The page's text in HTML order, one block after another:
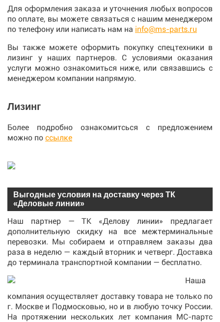
Для оформления заказа и уточнения любых вопросов
по оплате, вы можете связаться с нашим менеджером
по телефону или написать нам на info@ms-parts.ru
Вы также можете оформить покупку спецтехники в
лизинг у наших партнеров. С условиями оказания
услуги можно ознакомиться ниже, или связавшись с
менеджером компании напрямую.
Лизинг
Более подробно ознакомитсься с предложением
можно по ссылке
Выгодные условия на доставку через ТК
«Деловые линии»
Наш партнер — ТК «Делову линии» предлагает
дополнительную скидку на все межтерминальные
перевозки. Мы собираем и отправляем заказы два
раза в неделю — каждый вторник и четверг. Доставка
до терминала транспортной компании — бесплатно.
Наша
компания осуществляет доставку товара не только по
г. Москве и Подмосковью, но и в любую точку России.
На протяжении нескольких лет компания МС-партс